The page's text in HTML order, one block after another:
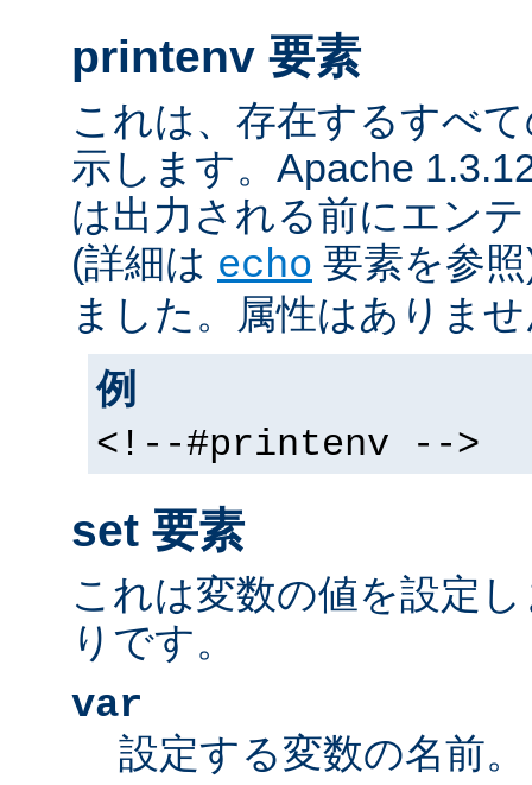
printenv 要素
これは、存在するすべ
示します。Apache
は出力される前にエン
(詳細は echo 要素を参
ました。属性はありま
例
<!--#printenv -->
set 要素
これは変数の値を設定
りです。
var
設定する変数の名前。